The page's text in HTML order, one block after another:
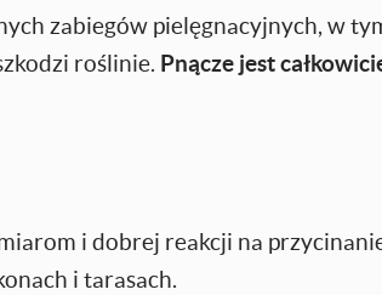
zabiegów pielęgnacyjnych, w
roślinie. Pnącze jest
i dobrej reakcji na
i tarasach.